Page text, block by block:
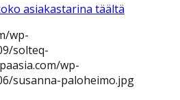
asiakastarina täältä
wp-
solteq-
wp-
susanna-paloheimo.jpg